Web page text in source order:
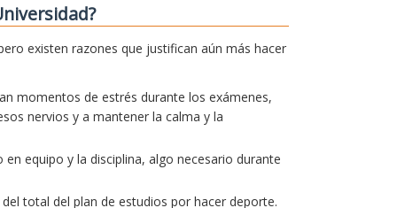
existen razones que justifican aún más hacer
momentos de estrés durante los exámenes,
nervios y a mantener la calma y la
equipo y la disciplina, algo necesario durante
total del plan de estudios por hacer deporte.